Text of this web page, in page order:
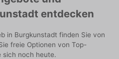
entdecken
in Burgkunstadt finden Sie von
freie Optionen von Top-
sich noch heute.